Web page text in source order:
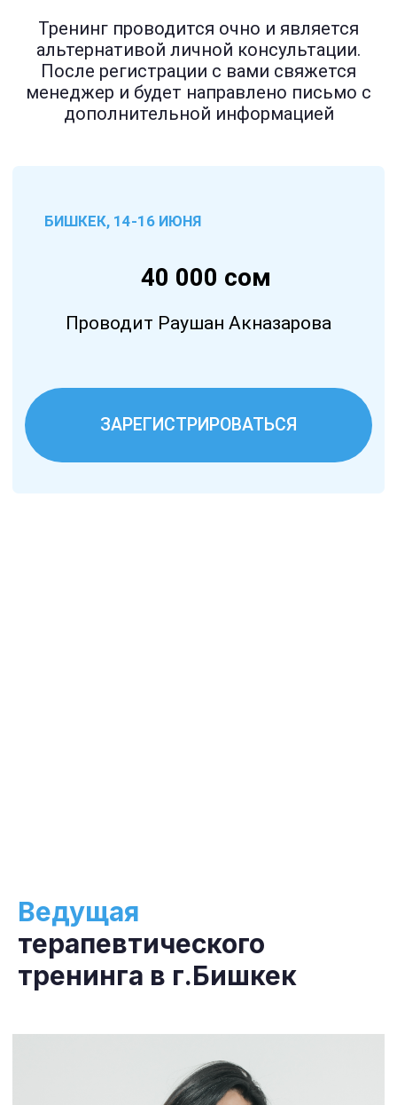
Тренинг проводится очно и является
альтернативой личной консультации.
После регистрации с вами свяжется
менеджер и будет направлено письмо с
дополнительной информацией
Ведущая
терапевтического
тренинга в г.Бишкек
семейный психолог
эксперт по похудению с личной историей
специалист по психосоматике
преподаватель психологии
ведущая трансформационных игр
автор и ведущая тренингов по работе с